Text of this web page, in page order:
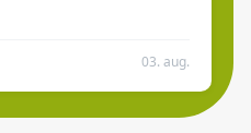
03. aug.